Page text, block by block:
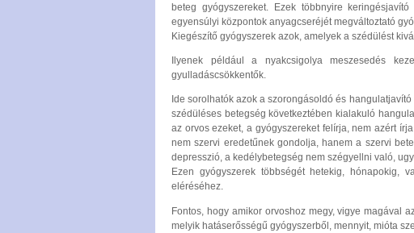
beteg gyógyszereket. Ezek többnyire
egyensúlyi központok anyagcseréjét megváltoztató
Kiegészítő gyógyszerek azok, amelyek a szédülést
Ilyenek például a nyakcsigolya meszesedés
gyulladáscsökkentők.
Ide sorolhatók azok a szorongásoldó és
szédüléses betegség következtében kialakuló
az orvos ezeket, a gyógyszereket felírja, nem azért
nem szervi eredetűnek gondolja, hanem a szervi
depresszió, a kedélybetegség nem szégyellni való,
Ezen gyógyszerek többségét hetekig, hónapokig,
eléréséhez.
Fontos, hogy amikor orvoshoz megy, vigye magával
melyik hatáserősségű gyógyszerből, mennyit, mióta